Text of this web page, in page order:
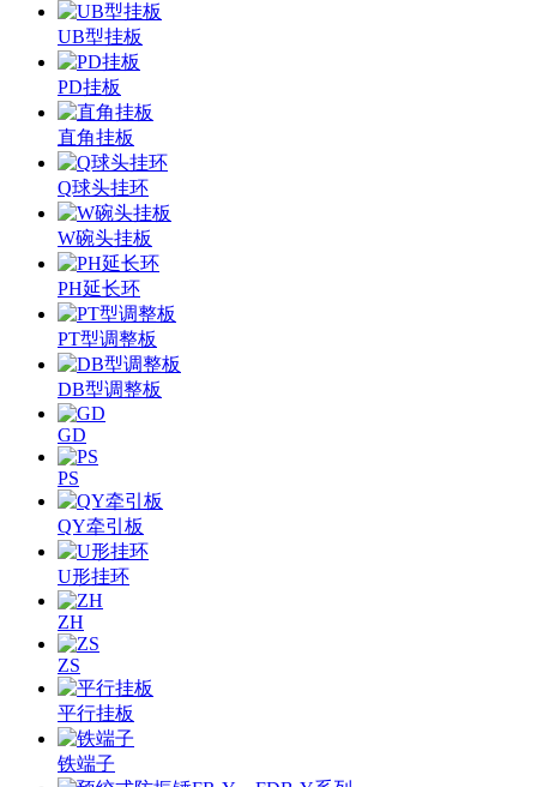
UB型挂板
PD挂板
直角挂板
Q球头挂环
W碗头挂板
PH延长环
PT型调整板
DB型调整板
GD
PS
QY牵引板
U形挂环
ZH
ZS
平行挂板
铁端子